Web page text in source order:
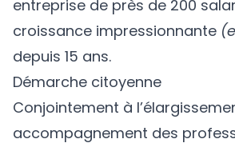
entreprise de près de 200
croissance impressionnante
depuis 15 ans.
Démarche citoyenne
Conjointement à
accompagnement des